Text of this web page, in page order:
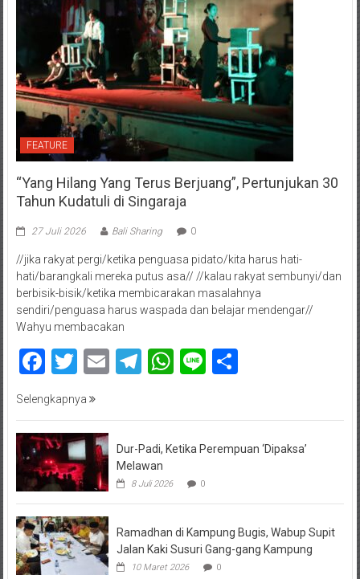
FEATURE
“Yang Hilang Yang Terus Berjuang”, Pertunjukan 30
Tahun Kudatuli di Singaraja
27 Juli 2026 Bali Sharing 0
//jika rakyat pergi/ketika penguasa pidato/kita harus hati-
hati/barangkali mereka putus asa// //kalau rakyat sembunyi/dan
berbisik-bisik/ketika membicarakan masalahnya
sendiri/penguasa harus waspada dan belajar mendengar//
Wahyu membacakan
Facebook
Twitter
EmailTelegram
WhatsApp
LineShare
Selengkapnya
Dur-Padi, Ketika Perempuan ‘Dipaksa’
Melawan
8 Juli 2026 0
Ramadhan di Kampung Bugis, Wabup Supit
Jalan Kaki Susuri Gang-gang Kampung
10 Maret 2026 0